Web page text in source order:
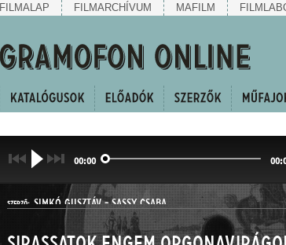
FILMALAP FILMARCHÍVUM MAFILM
00:00
SZERZŐ: SIMKÓ GUSZTÁV-SASSY CSABA